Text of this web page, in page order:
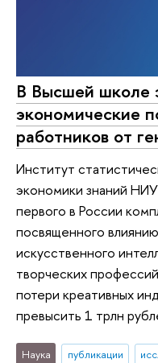
В Высшей школе
экономические
работников от
Институт
экономики знаний
первого в России
посвященного
искусственного
творческих
потери креативных
превысить 1 трлн
Наука публикации